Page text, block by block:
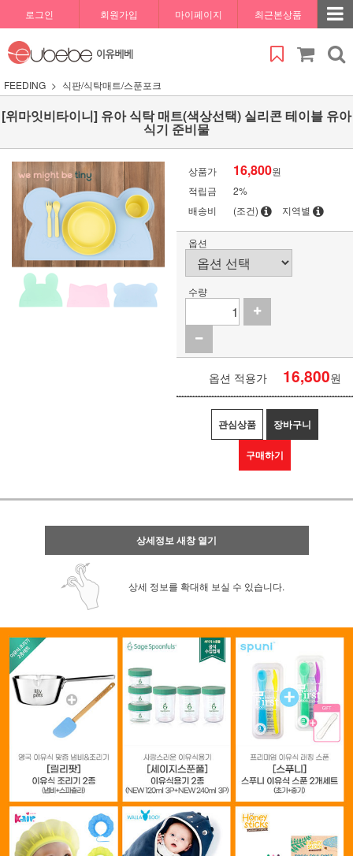
로그인 회원가입 마이페이지 최근본상품
FEEDING 식판/식탁매트/스푼포크
[위마잇비타이니] 유아 식탁 매트(색상선택) 실리콘 테이블 유아
식기 준비물
상품가 16,800원
적립금
2%
배송비
(조건) 지역별
옵션
수량
옵션 적용가 16,800원
관심상품 장바구니
구매하기
상세정보 새창 열기
상세 정보를 확대해 보실 수 있습니다.